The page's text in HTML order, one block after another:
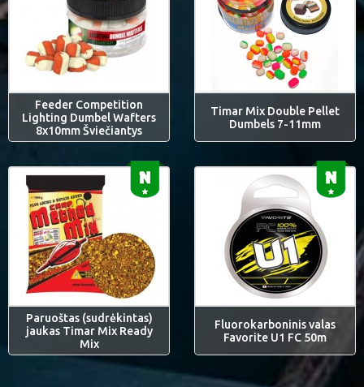
Feeder Competition
Lighting Dumbel Wafters
8x10mm Šviečiantys
Timar Mix Double Pellet
Dumbels 7-11mm
Paruoštas (sudrėkintas)
jaukas Timar Mix Ready
Mix
Fluorokarboninis valas
Favorite U1 FC 50m